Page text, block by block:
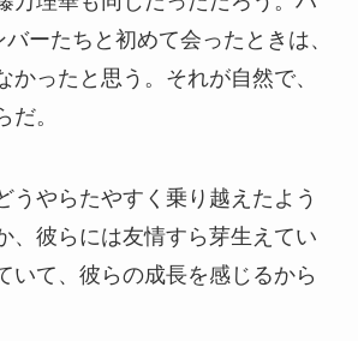
ーたちと初めて会ったときは、
かったと思う。それが自然で、
だ。
うやらたやすく乗り越えたよう
、彼らには友情すら芽生えてい
いて、彼らの成長を感じるから